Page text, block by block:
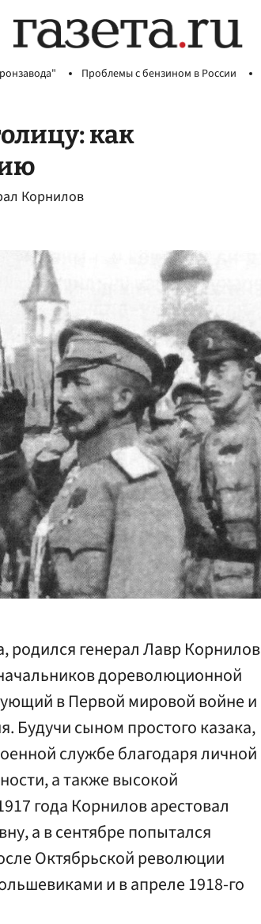
Проблемы с бензином в России
как
Корнилов
родился генерал Лавр Корнилов
дореволюционной
в Первой мировой войне и
Будучи сыном простого казака,
службе благодаря личной
а также высокой
года Корнилов арестовал
а в сентябре попытался
Октябрьской революции
и в апреле 1918-го